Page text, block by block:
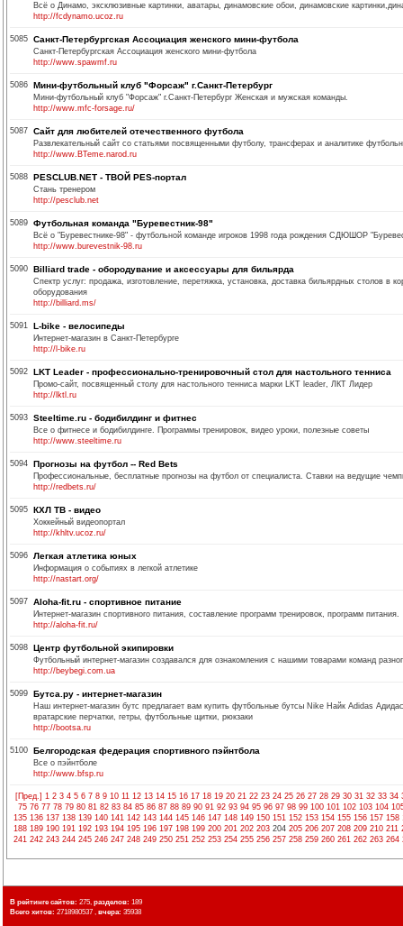
Всё о Динамо, эксклюзивные картинки, аватары, динамовские обои, динамовские
http://fcdynamo.ucoz.ru
5085 Санкт-Петербургская Ассоциация женского мини-футбола
Санкт-Петербургская Ассоциация женского мини-футбола
http://www.spawmf.ru
5086 Мини-футбольный клуб "Форсаж" г.Санкт-Петербург
Мини-футбольный клуб "Форсаж" г.Санкт-Петербург Женская и мужская команды.
http://www.mfc-forsage.ru/
5087 Сайт для любителей отечественного футбола
Развлекательный сайт со статьями посвященными футболу, трансферах и аналитике
http://www.BTeme.narod.ru
5088 PESCLUB.NET - ТВОЙ PES-портал
Стань тренером
http://pesclub.net
5089 Футбольная команда "Буревестник-98"
Всё о "Буревестнике-98" - футбольной команде игроков 1998 года рождения СДЮШОР
http://www.burevestnik-98.ru
5090 Billiard trade - обородувание и аксессуары для бильярда
Спектр услуг: продажа, изготовление, перетяжка, установка, доставка бильярдных столов
оборудования
http://billiard.ms/
5091 L-bike - велосипеды
Интернет-магазин в Санкт-Петербурге
http://l-bike.ru
5092 LKT Leader - профессионально-тренировочный стол для настольного тенниса
Промо-сайт, посвященный столу для настольного тенниса марки LKT leader, ЛКТ Лидер
http://lktl.ru
5093 Steeltime.ru - бодибилдинг и фитнес
Все о фитнесе и бодибилдинге. Программы тренировок, видео уроки, полезные советы
http://www.steeltime.ru
5094 Прогнозы на футбол -- Red Bets
Профессиональные, бесплатные прогнозы на футбол от специалиста. Ставки на ведущие
http://redbets.ru/
5095 КХЛ ТВ - видео
Хоккейный видеопортал
http://khltv.ucoz.ru/
5096 Легкая атлетика юных
Информация о событиях в легкой атлетике
http://nastart.org/
5097 Aloha-fit.ru - спортивное питание
Интернет-магазин спортивного питания, составление программ тренировок, программ питания.
http://aloha-fit.ru/
5098 Центр футбольной экипировки
Футбольный интернет-магазин создавался для ознакомления с нашими товарами команд
http://beybegi.com.ua
5099 Бутса.ру - интернет-магазин
Наш интернет-магазин бутс предлагает вам купить футбольные бутсы Nike Найк Adidas
вратарские перчатки, гетры, футбольные щитки, рюкзаки
http://bootsa.ru
5100 Белгородская федерация спортивного пэйнтбола
Все о пэйнтболе
http://www.bfsp.ru
[Пред.] 1 2 3 4 5 6 7 8 9 10 11 12 13 14 15 16 17 18 19 20 21 22 23 24 25 26 27 28 29 30 31 32 33 34
75 76 77 78 79 80 81 82 83 84 85 86 87 88 89 90 91 92 93 94 95 96 97 98 99 100 101 102 103 104
135 136 137 138 139 140 141 142 143 144 145 146 147 148 149 150 151 152 153 154 155 156 157 158
188 189 190 191 192 193 194 195 196 197 198 199 200 201 202 203 204 205 206 207 208 209 210 211
241 242 243 244 245 246 247 248 249 250 251 252 253 254 255 256 257 258 259 260 261 262 263 264
В рейтинге сайтов: 275, разделов: 189
Всего хитов: 2718980537 , вчера: 35938